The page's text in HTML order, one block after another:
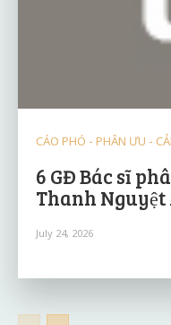
CÁO PHÓ - PHÂN ƯU -
6 GĐ Bác sĩ
Thanh
July 24, 2026